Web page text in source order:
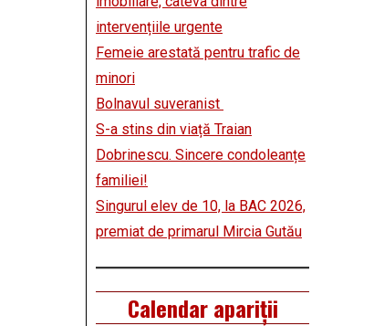
intervențiile urgente
Femeie arestată pentru trafic de
minori
Bolnavul suveranist
S-a stins din viață Traian
Dobrinescu. Sincere condoleanțe
familiei!
Singurul elev de 10, la BAC 2026,
premiat de primarul Mircia Gutău
Calendar apariții